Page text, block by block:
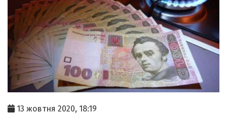
13 жовтня 2020, 18:19